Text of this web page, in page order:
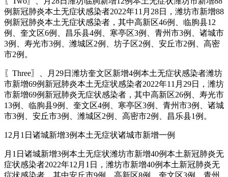
例新冠肺炎本土无症状感染者2022年11月28日，潍坊市新增88
例新冠肺炎本土无症状感染者，其中高新区46例、临朐县12
例、奎文区6例、昌乐县4例、寒亭区3例、青州市3例、诸城市
3例、寿光市3例、潍城区2例、坊子区2例、安丘市2例、高密
市2例。
〖Three〗、月29日潍坊奎文区新增4例本土无症状感染者潍坊
市新增69例新冠肺炎本土无症状感染者2022年11月29日，潍坊
市新增69例新冠肺炎无症状感染者，其中高新区26例、寿光市
13例、临朐县9例、奎文区4例、寒亭区3例、青州市3例、诸城
市3例、安丘市3例、潍城区2例、高密市2例、昌乐县1例。
12月1日诸城新增3例本土无症状诸城市新增一例
月1日诸城新增3例本土无症状潍坊市新增40例本土新冠肺炎无
症状感染者2022年12月1日，潍坊市新增40例本土新冠肺炎无
症状感染者，其中安丘市9例、高新区8例、奎文区3例、青州